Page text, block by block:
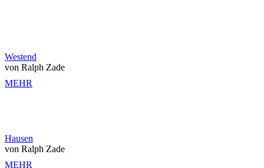
Westend
von Ralph Zade
MEHR
Hausen
von Ralph Zade
MEHR